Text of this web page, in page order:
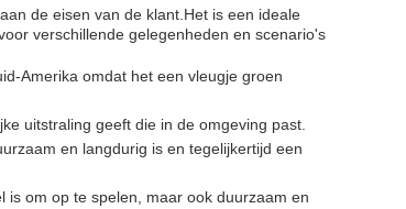
de eisen van de klant.Het is een ideale
verschillende gelegenheden en scenario's
Amerika omdat het een vleugje groen
uitstraling geeft die in de omgeving past.
en langdurig is en tegelijkertijd een
om op te spelen, maar ook duurzaam en